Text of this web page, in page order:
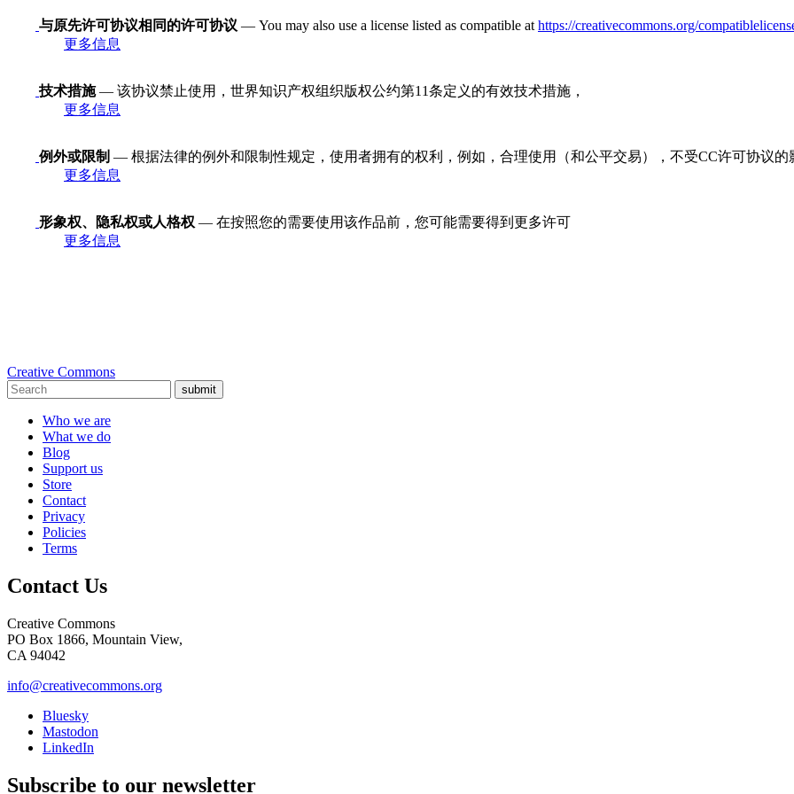
与原先许可协议相同的许可协议 — You may also use a license listed as compatible at https://creativecommons.org/
更多信息
技术措施— 该协议禁止使用，世界知识产权组织版权公约第11条定义的有效技术措施，
更多信息
例外或限制 — 根据法律的例外和限制性规定，使用者拥有的权利，例如，合理使用（和公平交易），不受CC许可协议的
更多信息
形象权、隐私权或人格权 — 在按照您的需要使用该作品前，您可能需要得到更多许可
更多信息
Creative Commons
submit
Who we are
What we do
Blog
Support us
Store
Contact
Privacy
Policies
Terms
Contact Us
Creative Commons
PO Box 1866, Mountain View,
CA 94042
info@creativecommons.org
Bluesky
Mastodon
LinkedIn
Subscribe to our newsletter